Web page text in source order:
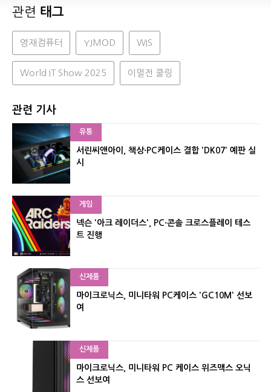
관련 태그
영재컴퓨터 YJMOD WIS
World IT Show 2025 이멀전 쿨링
관련 기사
유통
서린씨앤아이, 책상·PC케이스 결합 'DK07' 예판 실
시
게임
넥슨 '아크 레이더스', PC·콘솔 크로스플레이 테스
트 진행
신제품
마이크로닉스, 미니타워 PC케이스 'GC10M' 선보
여
신제품
마이크로닉스, 미니타워 PC 케이스 위즈맥스 오닉
스 선보여